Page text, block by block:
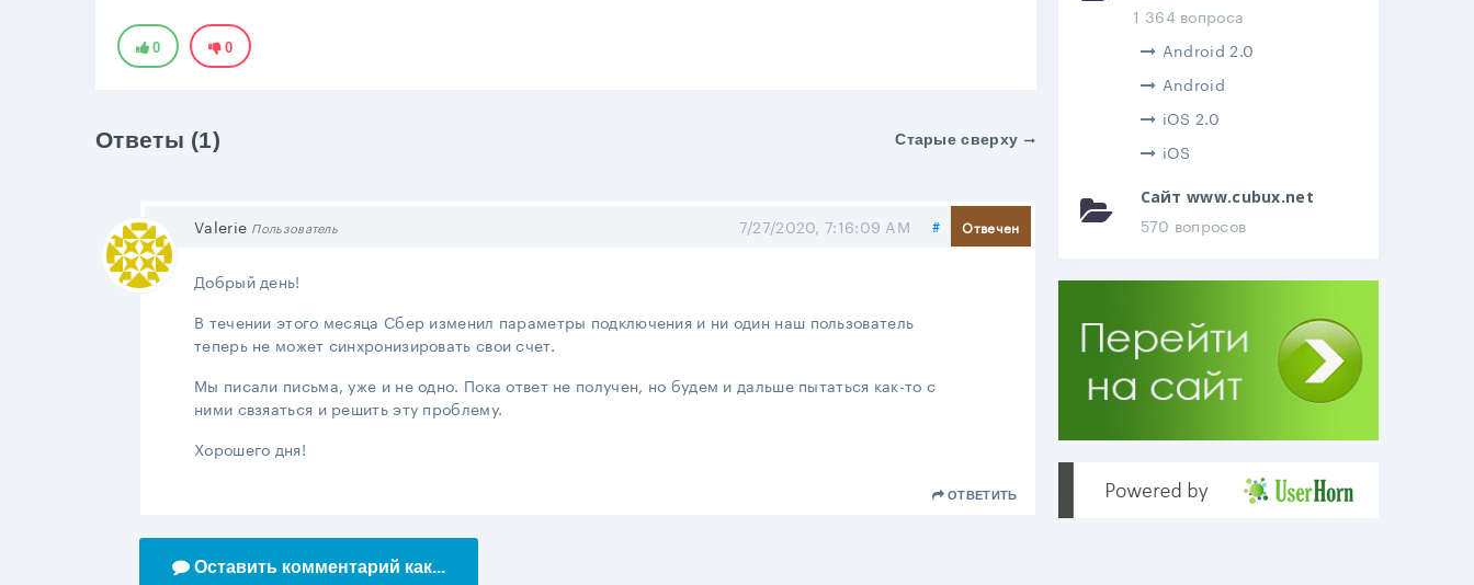
0 0
Ответы (1) Старые сверху
Valerie Пользователь Отвечен
#Поделиться
7/27/2020, 7:16:09 AM
Добрый день!
В течении этого месяца Сбер изменил параметры подключения и ни один наш пользователь
теперь не может синхронизировать свои счет.
Мы писали письма, уже и не одно. Пока ответ не получен, но будем и дальше пытаться как-то с
ними свзяаться и решить эту проблему.
Хорошего дня!
ОТВЕТИТЬ
Оставить комментарий как...
1 364 вопроса
Android 2.0
Android
iOS 2.0
iOS
Сайт www.cubux.net
570 вопросов